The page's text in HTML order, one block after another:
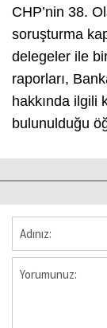
CHP’nin 38.
soruşturma
delegeler ile
raporları,
hakkında ilgili
bulunulduğu